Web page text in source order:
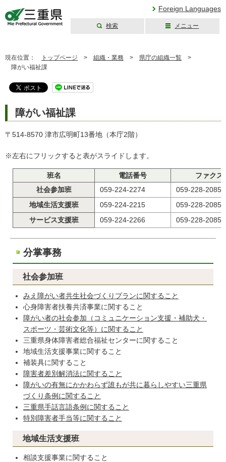
Foreign Languages
検索 メニュー
現在位置： トップページ > 組織・業務 > 県庁の組織一覧 >
障がい福祉課
障がい福祉課
〒514-8570 津市広明町13番地（本庁2階）
※左右にフリックすると表がスライドします。
班名 電話番号
ファクス
社会参加班
059-224-2274
059-228-2085
地域生活支援班
059-224-2215
059-228-2085
サービス支援班
059-224-2266 059-228-2085
分掌事務
社会参加班
みえ障がい者共生社会づくりプランに関すること
心身障害者扶養共済事業に関すること
障がい者の社会参加（コミュニケーション支援・補助犬・
スポーツ・芸術文化等）に関すること
三重県身体障害者総合福祉センターに関すること
地域生活支援事業に関すること
補装具に関すること
障害者差別解消法に関すること
障がいの有無にかかわらず誰もが共に暮らしやすい三重県
づくり条例に関すること
三重県手話言語条例に関すること
特別障害者手当等に関すること
地域生活支援班
相談支援事業に関すること